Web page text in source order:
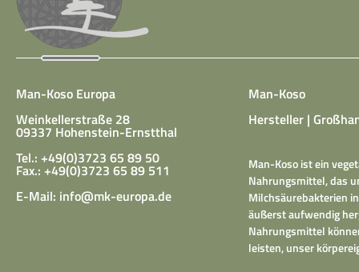
Man-Koso Europa
Weinkellerstraße 28
09337 Hohenstein-Ernstthal
Tel.: +49(0)3723 65 89 50
Fax.: +49(0)3723 65 89 511
E-Mail: info@mk-europa.de
Man-Koso
Hersteller |
Man-Koso ist ein
Nahrungsmittel, das
Milchsäurebakterien
äußerst aufwendig
Nahrungsmittel
leisten, unser